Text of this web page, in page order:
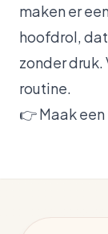
maken er
hoofdrol,
zonder
routine.
👉Maak